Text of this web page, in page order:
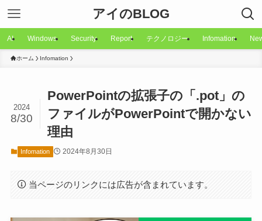
アイのBLOG
AI Windows Security Report テクノロジー Infomation
ホーム Infomation
PowerPointの拡張子の「.pot」の
ファイルがPowerPointで開かない
理由
2024
8/30
Infomation 2024年8月30日
当ページのリンクには広告が含まれています。